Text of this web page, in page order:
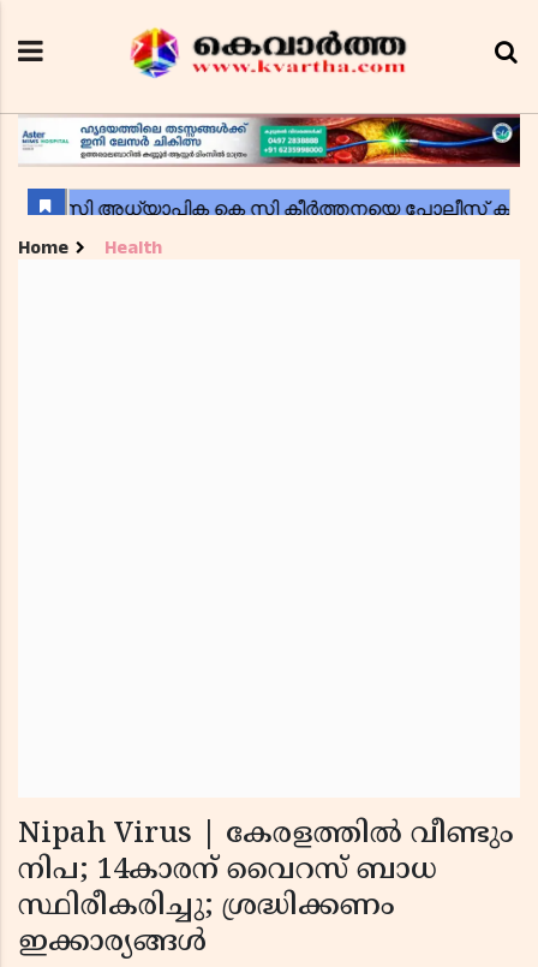
Home Health
Nipah Virus | കേരളത്തിൽ വീണ്ടും
നിപ; 14കാരന് വൈറസ് ബാധ
സ്ഥിരീകരിച്ചു; ശ്രദ്ധിക്കണം
ഇക്കാര്യങ്ങൾ